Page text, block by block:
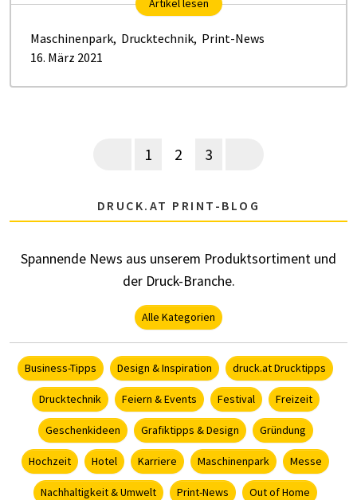
Artikel lesen
Maschinenpark, Drucktechnik, Print-News
16. März 2021
Seitennummerierung
Vorherige Seite
Page
1 Aktuelle Seite
2 Page
3
DRUCK.AT PRINT-BLOG
Spannende News aus unserem Produktsortiment und
der Druck-Branche.
Alle Kategorien
Business-Tipps Design & Inspiration druck.at Drucktipps
Drucktechnik Feiern & Events Festival Freizeit
Geschenkideen Grafiktipps & Design Gründung
Hochzeit Hotel Karriere Maschinenpark Messe
Nachhaltigkeit & Umwelt Print-News Out of Home